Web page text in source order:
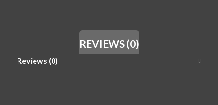
REVIEWS (0)
Reviews (0)